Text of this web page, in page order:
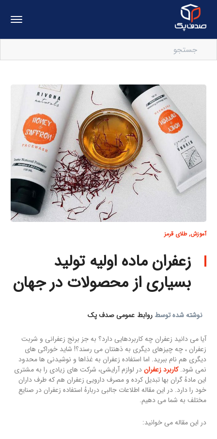
آموزش,طلای قرمز
زعفران ماده اولیه تولید
بسیاری از محصولات در جهان
نوشته شده توسطروابط عمومی صدف پک
آیا می دانید زعفران چه کاربردهایی دارد؟ به جز برنج زعفرانی و شربت
زعفران ، چه چیزهای دیگری به ذهنتان می رسند؟! شاید خوراکی های
دیگری هم نام ببرید. اما استفاده زعفران به غذاها و نوشیدنی ها محدود
نمی شود.کاربرد زعفراندر لوازم آرایشی، شرکت های زیادی را به مشتری
این مادهٔ گران بها تبدیل کرده و مصرف دارویی زعفران هم که طرف داران
خود را دارد. در این مقاله اطلاعات جالبی دربارهٔ استفاده زعفران در صنایع
مختلف به شما می دهیم.
در این مقاله می خوانید: